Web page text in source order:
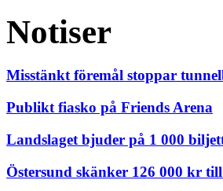
Notiser
Misstänkt föremål stoppar
Publikt fiasko på Friends Arena
Landslaget bjuder på 1 000
Östersund skänker 126 000 kr